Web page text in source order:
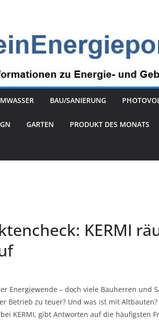
BAU/SANIERUNG
GARTEN PRODUKT DES MONATS
KERMI
Energiewende – doch viele Bauherren und
Betrieb zu teuer? Und was ist mit
KERMI, gibt Antworten auf die häufigsten